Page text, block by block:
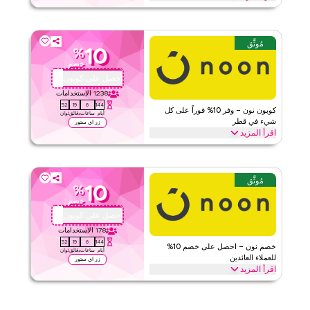
وفر خصم يصل إلى 70% مع كود كوبون أدورا هذا خلال المواسم الاحتفالية،
أخرى. استخدم الآن.
الحد الأدنى للطلب
ويب/تطبيق
الفئات
على مستوى الموقع
مُوثَّق
كوبون نون – وفر 10% فوراً على كل
شيء في قطر
اقرأ المزيد
10
%
خصم
احصل على كوبون
1238 الاستخدامات
144
أيام
6
ساعات
19
دقائق
51
ثوان
زر اي ستور
وفر 10% فوراً مع كود نون هذا على كل شيء. استبدل الآن للحصول على
والمزيد.
الحد الأدنى للطلب
ينطبق على
ويب/تطبيق
الفئات
على مستوى الموقع
مُوثَّق
خصم نون – احصل على خصم 10%
للعملاء العائدين
اقرأ المزيد
10
%
خصم
احصل على كوبون
178 الاستخدامات
144
أيام
6
ساعات
19
دقائق
51
ثوان
زر اي ستور
تعود إلى نون؟ استبدل كود كوبون الولاء هذا لتوفير 10% فوراً على طلبك